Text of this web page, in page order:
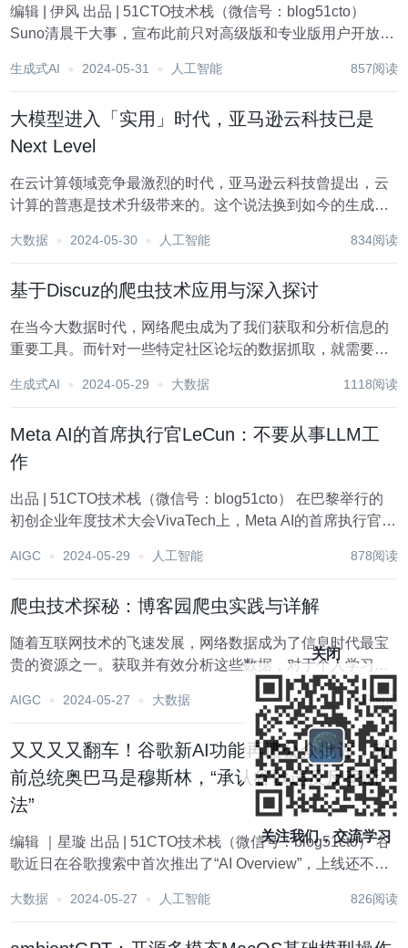
编辑 | 伊风 出品 | 51CTO技术栈（微信号：blog51cto）
Suno清晨干大事，宣布此前只对高级版和专业版用户开放的
歌曲变长了也变强了。 作为音乐界的Cha...
生成式AI 2024-05-31 人工智能 857阅读
大模型进入「实用」时代，亚马逊云科技已是
Next Level
在云计算领域竞争最激烈的时代，亚马逊云科技曾提出，云
计算的普惠是技术升级带来的。这个说法换到如今的生成式
覆时代」出现的频率，其实并不比往年低。每一次迭代都在
大数据 2024-05-30 人工智能 834阅读
基于Discuz的爬虫技术应用与深入探讨
在当今大数据时代，网络爬虫成为了我们获取和分析信息的
重要工具。而针对一些特定社区论坛的数据抓取，就需要我
泛使用的社区论坛系统为例，深入探讨基于Discuz的爬虫技
生成式AI 2024-05-29 大数据 1118阅读
Meta AI的首席执行官LeCun：不要从事LLM工
作
出品 | 51CTO技术栈（微信号：blog51cto） 在巴黎举行的
初创企业年度技术大会VivaTech上，Meta AI的首席执行官
LLM（大型语言模型）方面的工作。 “如果你是对构建下一...
AIGC 2024-05-29 人工智能 878阅读
爬虫技术探秘：博客园爬虫实践与详解
随着互联网技术的飞速发展，网络数据成为了信息时代最宝
贵的资源之一。获取并有效分析这些数据，对于个人学习、
学术研究乃至商业决策都具有重要意义。爬虫作为一种自动
化获取网络数据的工具，越来越受到人们的关注。本文以“博
客园爬虫”为例，将详细介绍爬虫的原理、设计实现...
AIGC 2024-05-27 大数据 903阅读
又又又又翻车！谷歌新AI功能再遭公众批评，称
前总统奥巴马是穆斯林，“承认谷歌违反反垄断
法”
编辑 ｜星璇 出品 | 51CTO技术栈（微信号：blog51cto） 谷
歌近日在谷歌搜索中首次推出了“AI Overview”，上线还不到
准确的结果（并且没有任何选择退出的方式），公众的批评
大数据 2024-05-27 人工智能 826阅读
关闭
关注我们，交流学习